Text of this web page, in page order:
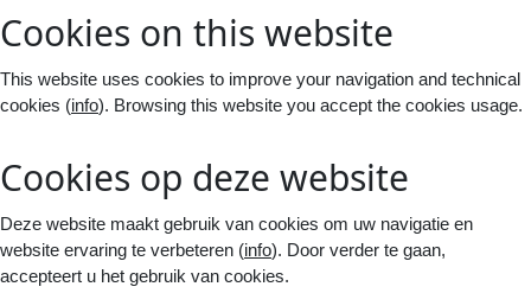
Cookies on this website
This website uses cookies to improve your navigation and technical
cookies (info). Browsing this website you accept the cookies usage.
Cookies op deze website
Deze website maakt gebruik van cookies om uw navigatie en
website ervaring te verbeteren (info). Door verder te gaan,
accepteert u het gebruik van cookies.